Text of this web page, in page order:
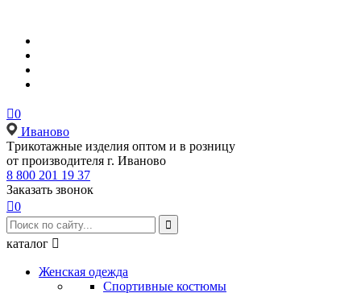
0
Иваново
Tрикотажные изделия оптом и в розницу
от производителя г. Иваново
8 800 201 19 37
Заказать звонок
0

каталог 
Женская одежда
Спортивные костюмы